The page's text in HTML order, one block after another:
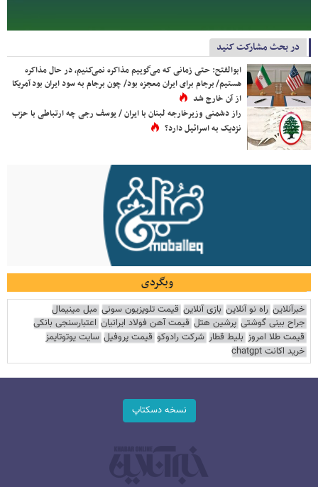
در بحث مشارکت کنید
ابوالفتح: حتی زمانی که می‌گوییم مذاکره نمی‌کنیم، در حال مذاکره
هستیم/ برجام برای ایران معجزه بود/ چون برجام به سود ایران بود آمریکا
از آن خارج شد
راز دشمنی وزیرخارجه لبنان با ایران / یوسف رجی چه ارتباطی با حزب
نزدیک به اسرائیل دارد؟
وبگردی
خبرآنلاین راه نو آنلاین بازی آنلاین قیمت تلویزیون سونی مبل مینیمال
جراح بینی گوشتی پرشین هتل قیمت آهن فولاد ایرانیان اعتبارسنجی بانکی
قیمت طلا امروز بلیط قطار شرکت رادوکو قیمت پروفیل سایت یوتوتایمز
خرید اکانت chatgpt
نسخه دسکتاپ